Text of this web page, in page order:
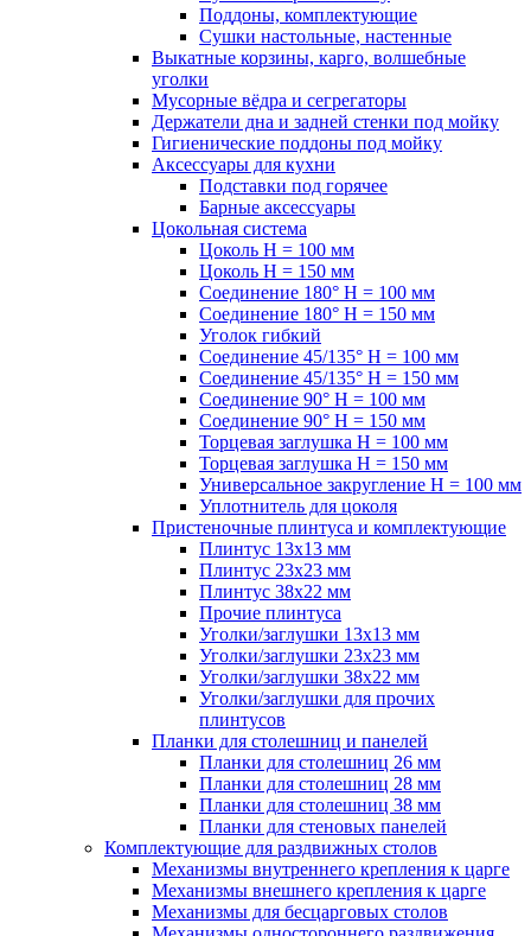
Поддоны, комплектующие
Сушки настольные, настенные
Выкатные корзины, карго, волшебные
уголки
Мусорные вёдра и сегрегаторы
Держатели дна и задней стенки под мойку
Гигиенические поддоны под мойку
Аксессуары для кухни
Подставки под горячее
Барные аксессуары
Цокольная система
Цоколь H = 100 мм
Цоколь H = 150 мм
Соединение 180° H = 100 мм
Соединение 180° H = 150 мм
Уголок гибкий
Соединение 45/135° H = 100 мм
Соединение 45/135° H = 150 мм
Соединение 90° H = 100 мм
Соединение 90° H = 150 мм
Торцевая заглушка H = 100 мм
Торцевая заглушка H = 150 мм
Универсальное закругление H = 100 мм
Уплотнитель для цоколя
Пристеночные плинтуса и комплектующие
Плинтус 13х13 мм
Плинтус 23х23 мм
Плинтус 38х22 мм
Прочие плинтуса
Уголки/заглушки 13х13 мм
Уголки/заглушки 23х23 мм
Уголки/заглушки 38х22 мм
Уголки/заглушки для прочих
плинтусов
Планки для столешниц и панелей
Планки для столешниц 26 мм
Планки для столешниц 28 мм
Планки для столешниц 38 мм
Планки для стеновых панелей
Комплектующие для раздвижных столов
Механизмы внутреннего крепления к царге
Механизмы внешнего крепления к царге
Механизмы для бесцарговых столов